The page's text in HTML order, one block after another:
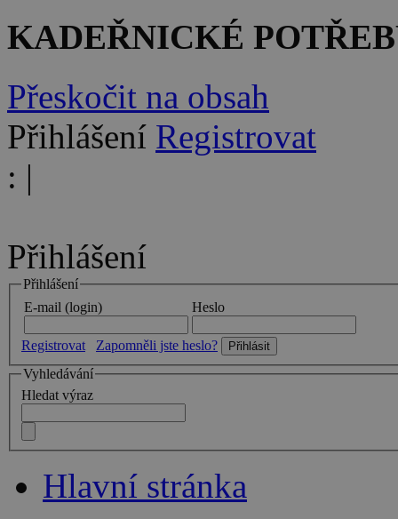
KADEŘNICKÉ
Přeskočit na obsah
Přihlášení Registrovat
: |
Přihlášení
Přihlášení
E-mail (login)
Heslo
Registrovat
Zapomněli jste heslo?
Vyhledávání
Hledat výraz
Hlavní stránka